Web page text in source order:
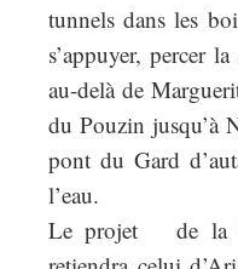
tunnels dans les
s’appuyer, percer
au-delà de
du Pouzin jusqu’à
pont du Gard
l’eau.
Le projet de la